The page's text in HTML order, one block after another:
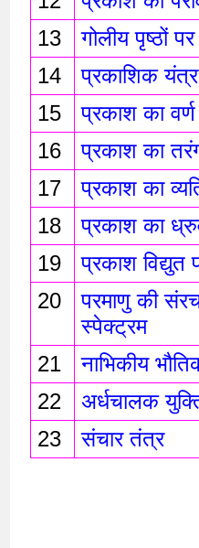
13
गोलीय पृष्ठों
14
प्रकाशिक यंत्र
15
प्रकाश का
16
प्रकाश का
17
प्रकाश का
18
प्रकाश का
19
प्रकाश विद्युत
20
परमाणु की
स्पेक्ट्रम
21
नाभिकीय
22
अर्धचालक
23
संचार तंत्र